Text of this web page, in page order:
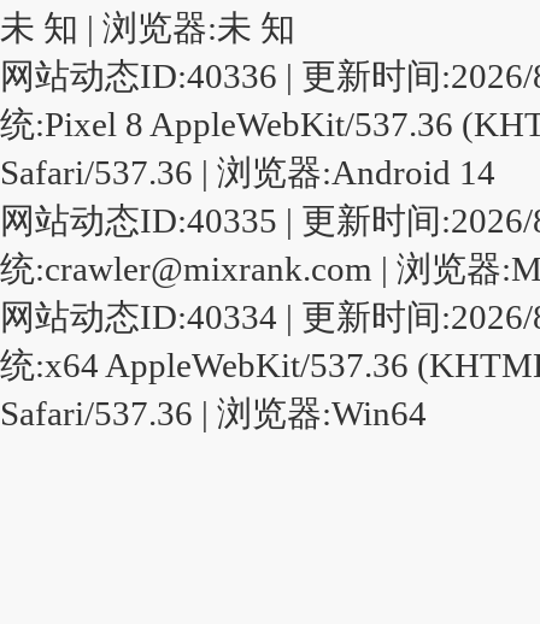
未 知 | 浏览器:未 知
网站动态ID:40336 | 更新时间
统:Pixel 8 AppleWebKit/537.36
Safari/537.36 | 浏览器:Android 14
网站动态ID:40335 | 更新时间
统:crawler@mixrank.com | 浏览器
网站动态ID:40334 | 更新时间
统:x64 AppleWebKit/537.36
Safari/537.36 | 浏览器:Win64